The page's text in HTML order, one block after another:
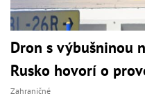
Dron s výbušninou
Rusko hovorí o
Zahraničné